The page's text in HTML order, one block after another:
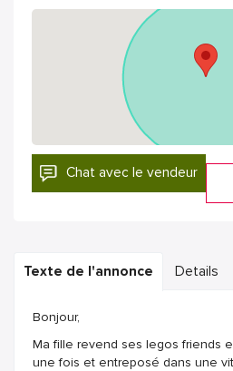
Chat avec le vendeur
Texte de l'annonce Details
Bonjour,
Ma fille revend ses legos friends
une fois et entreposé dans une